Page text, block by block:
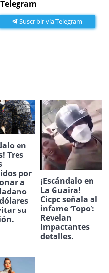
Suscribir vía Telegram
en
Tres
por
a
su
¡Escándalo en
La Guaira!
Cicpc señala al
infame ‘Topo’:
Revelan
impactantes
detalles.